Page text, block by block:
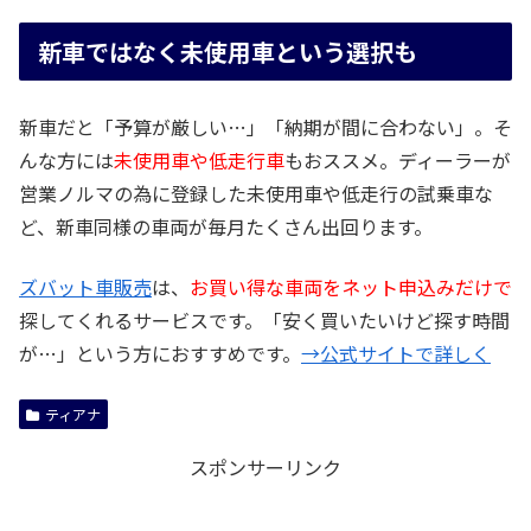
新車ではなく未使用車という選択も
新車だと「予算が厳しい…」「納期が間に合わない」。そ
んな方には未使用車や低走行車もおススメ。ディーラーが
営業ノルマの為に登録した未使用車や低走行の試乗車な
ど、新車同様の車両が毎月たくさん出回ります。
ズバット車販売は、 お買い得な車両をネット申込みだけで
探してくれるサービスです。「安く買いたいけど探す時間
が…」という方におすすめです。 →公式サイトで詳しく
ティアナ
スポンサーリンク